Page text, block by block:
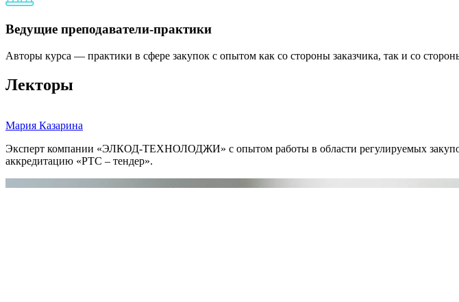
Ведущие преподаватели-практики
Авторы курса — практики в сфере закупок с опытом как со стороны заказчика, так и со
Лекторы
Мария Казарина
Эксперт компании «ЭЛКОД-ТЕХНОЛОДЖИ» с опытом работы в области регулируемых
аккредитацию «РТС – тендер».